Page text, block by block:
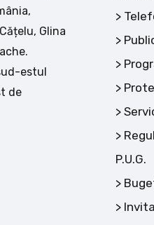
Glina
estul
de
P.U.G.